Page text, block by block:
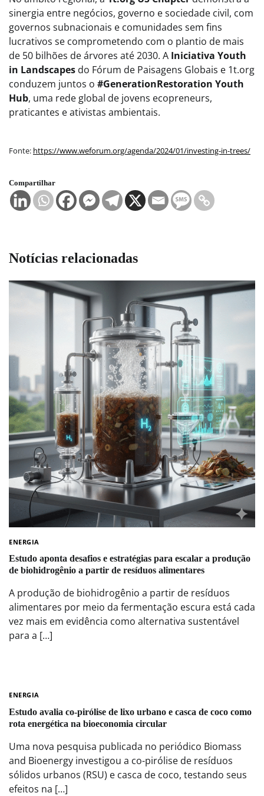
sinergia entre negócios, governo e sociedade civil, com
governos subnacionais e comunidades sem fins
lucrativos se comprometendo com o plantio de mais
de 50 bilhões de árvores até 2030. A Iniciativa Youth
in Landscapes do Fórum de Paisagens Globais e 1t.org
conduzem juntos o #GenerationRestoration Youth
Hub, uma rede global de jovens ecopreneurs,
praticantes e ativistas ambientais.
Fonte: https://www.weforum.org/agenda/2024/01/investing-in-trees/
Compartilhar
Notícias relacionadas
ENERGIA
Estudo aponta desafios e estratégias para escalar a produção
de biohidrogênio a partir de resíduos alimentares
A produção de biohidrogênio a partir de resíduos
alimentares por meio da fermentação escura está cada
vez mais em evidência como alternativa sustentável
para a […]
ENERGIA
Estudo avalia co-pirólise de lixo urbano e casca de coco como
rota energética na bioeconomia circular
Uma nova pesquisa publicada no periódico Biomass
and Bioenergy investigou a co-pirólise de resíduos
sólidos urbanos (RSU) e casca de coco, testando seus
efeitos na […]